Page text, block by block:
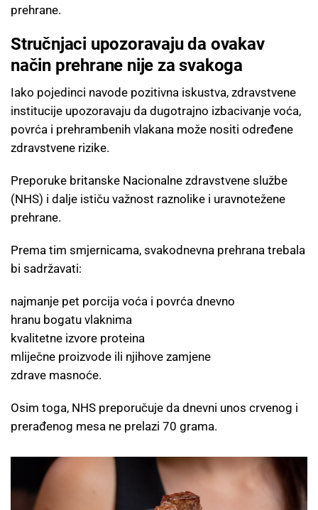
prehrane.
Stručnjaci upozoravaju da ovakav
način prehrane nije za svakoga
Iako pojedinci navode pozitivna iskustva, zdravstvene
institucije upozoravaju da dugotrajno izbacivanje voća,
povrća i prehrambenih vlakana može nositi određene
zdravstvene rizike.
Preporuke britanske Nacionalne zdravstvene službe
(NHS) i dalje ističu važnost raznolike i uravnotežene
prehrane.
Prema tim smjernicama, svakodnevna prehrana trebala
bi sadržavati:
najmanje pet porcija voća i povrća dnevno
hranu bogatu vlaknima
kvalitetne izvore proteina
mliječne proizvode ili njihove zamjene
zdrave masnoće.
Osim toga, NHS preporučuje da dnevni unos crvenog i
prerađenog mesa ne prelazi 70 grama.